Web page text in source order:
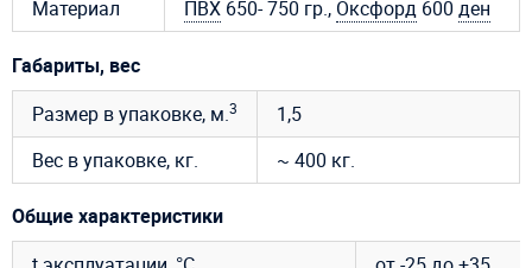
Материал ПВХ 650- 750 гр., Оксфорд 600 ден
Габариты, вес
Размер в упаковке, м.3
1,5
Вес в упаковке, кг.
~ 400 кг.
Общие характеристики